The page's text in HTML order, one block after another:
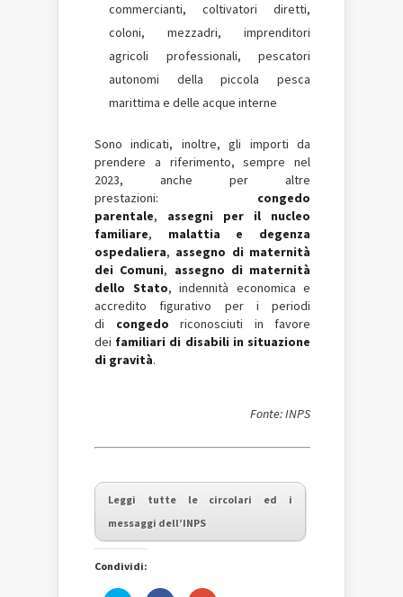
commercianti, coltivatori diretti,
coloni, mezzadri, imprenditori
agricoli professionali, pescatori
autonomi della piccola pesca
marittima e delle acque interne
Sono indicati, inoltre, gli importi da
prendere a riferimento, sempre nel
2023, anche per altre
prestazioni: congedo
parentale, assegni per il nucleo
familiare, malattia e degenza
ospedaliera, assegno di maternità
dei Comuni, assegno di maternità
dello Stato, indennità economica e
accredito figurativo per i periodi
di congedo riconosciuti in favore
dei familiari di disabili in situazione
di gravità.
Fonte: INPS
Leggi tutte le circolari ed i
messaggi dell’INPS
Condividi: